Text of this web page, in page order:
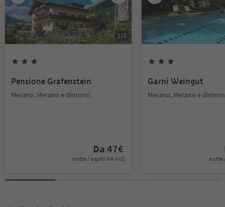
1/7
Pensione Grafenstein
Merano, Merano e dintorni
Da 47€
notte / ospiti IVA incl.
Garni Weingut
Merano, Merano e
notte